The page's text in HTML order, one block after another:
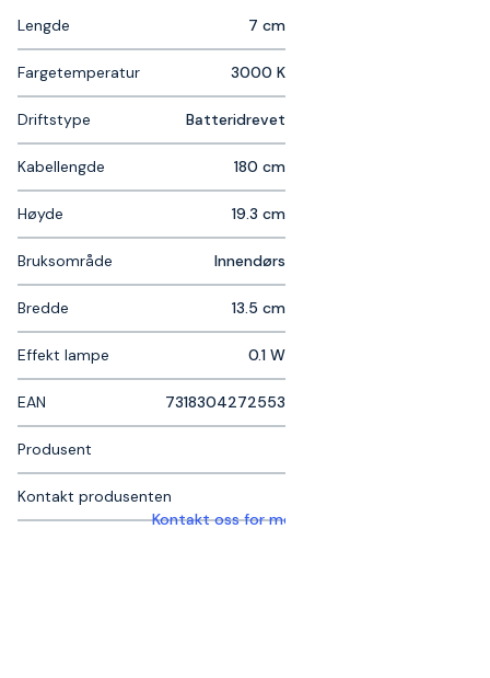
Lengde 7 cm
Fargetemperatur 3000 K
Driftstype Batteridrevet
Kabellengde 180 cm
Høyde 19.3 cm
Bruksområde Innendørs
Bredde 13.5 cm
Effekt lampe 0.1 W
EAN 7318304272553
Produsent
Kontakt produsenten
Kontakt oss for mer informasjon